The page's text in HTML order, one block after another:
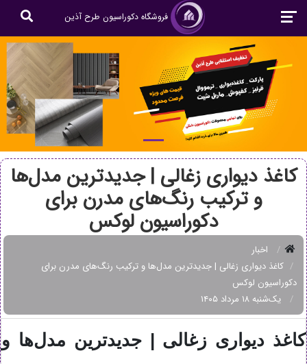
فروشگاه دکوراسیون طرح آذین
کاغذ دیواری زغالی | جدیدترین مدل‌ها
و ترکیب رنگ‌های مدرن برای
دکوراسیون لوکس
اخبار
کاغذ دیواری زغالی | جدیدترین مدل‌ها و ترکیب رنگ‌های مدرن برای
دکوراسیون لوکس
یک‌شنبه ۱۸ مرداد ۱۴۰۵
کاغذ دیواری زغالی | جدیدترین مدل‌ها و